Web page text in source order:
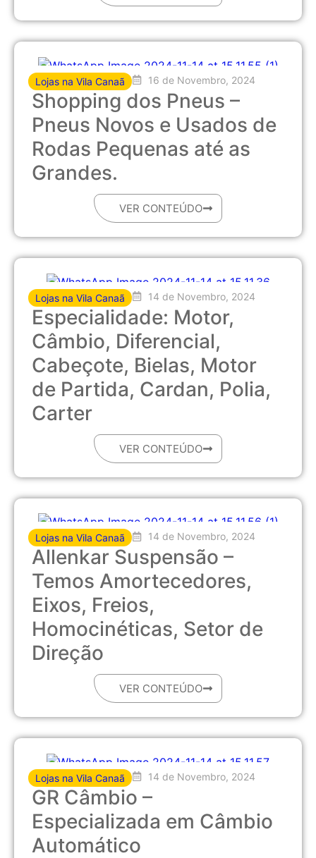
Lojas na Vila Canaã 16 de Novembro, 2024
Shopping dos Pneus –
Pneus Novos e Usados de
Rodas Pequenas até as
Grandes.
VER CONTEÚDO
Lojas na Vila Canaã 14 de Novembro, 2024
Especialidade: Motor,
Câmbio, Diferencial,
Cabeçote, Bielas, Motor
de Partida, Cardan, Polia,
Carter
VER CONTEÚDO
Lojas na Vila Canaã 14 de Novembro, 2024
Allenkar Suspensão –
Temos Amortecedores,
Eixos, Freios,
Homocinéticas, Setor de
Direção
VER CONTEÚDO
Lojas na Vila Canaã 14 de Novembro, 2024
GR Câmbio –
Especializada em Câmbio
Automático